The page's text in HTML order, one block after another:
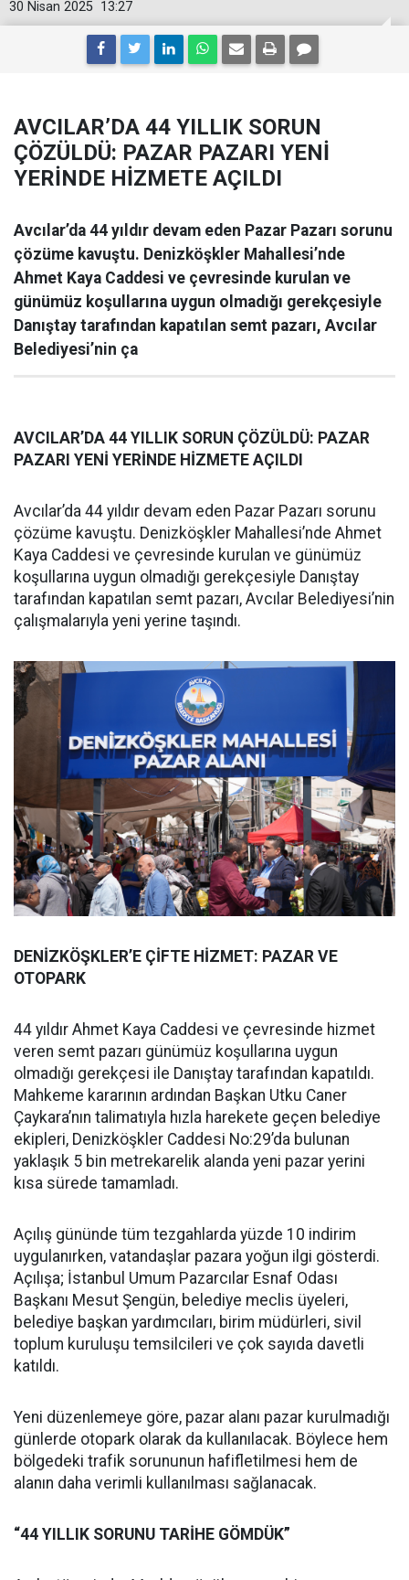
13:27
30 Nisan 2025
AVCILAR’DA 44 YILLIK SORUN
ÇÖZÜLDÜ: PAZAR PAZARI YENİ
YERİNDE HİZMETE AÇILDI
Avcılar’da 44 yıldır devam eden Pazar Pazarı sorunu
çözüme kavuştu. Denizköşkler Mahallesi’nde
Ahmet Kaya Caddesi ve çevresinde kurulan ve
günümüz koşullarına uygun olmadığı gerekçesiyle
Danıştay tarafından kapatılan semt pazarı, Avcılar
Belediyesi’nin ça
AVCILAR’DA 44 YILLIK SORUN ÇÖZÜLDÜ: PAZAR
PAZARI YENİ YERİNDE HİZMETE AÇILDI
Avcılar’da 44 yıldır devam eden Pazar Pazarı sorunu
çözüme kavuştu. Denizköşkler Mahallesi’nde Ahmet
Kaya Caddesi ve çevresinde kurulan ve günümüz
koşullarına uygun olmadığı gerekçesiyle Danıştay
tarafından kapatılan semt pazarı, Avcılar Belediyesi’nin
çalışmalarıyla yeni yerine taşındı.
DENİZKÖŞKLER’E ÇİFTE HİZMET: PAZAR VE
OTOPARK
44 yıldır Ahmet Kaya Caddesi ve çevresinde hizmet
veren semt pazarı günümüz koşullarına uygun
olmadığı gerekçesi ile Danıştay tarafından kapatıldı.
Mahkeme kararının ardından Başkan Utku Caner
Çaykara’nın talimatıyla hızla harekete geçen belediye
ekipleri, Denizköşkler Caddesi No:29’da bulunan
yaklaşık 5 bin metrekarelik alanda yeni pazar yerini
kısa sürede tamamladı.
Açılış gününde tüm tezgahlarda yüzde 10 indirim
uygulanırken, vatandaşlar pazara yoğun ilgi gösterdi.
Açılışa; İstanbul Umum Pazarcılar Esnaf Odası
Başkanı Mesut Şengün, belediye meclis üyeleri,
belediye başkan yardımcıları, birim müdürleri, sivil
toplum kuruluşu temsilcileri ve çok sayıda davetli
katıldı.
Yeni düzenlemeye göre, pazar alanı pazar kurulmadığı
günlerde otopark olarak da kullanılacak. Böylece hem
bölgedeki trafik sorununun hafifletilmesi hem de
alanın daha verimli kullanılması sağlanacak.
“44 YILLIK SORUNU TARİHE GÖMDÜK”